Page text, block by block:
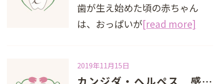
歯が生え始めた頃の赤ちゃん
は、おっぱいが[read more]
2019年11月15日